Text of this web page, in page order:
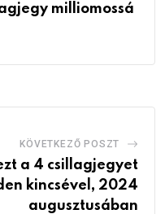
milliomossá
KÖVETKEZŐ POSZT
a 4 csillagjegyet
kincsével, 2024
augusztusában